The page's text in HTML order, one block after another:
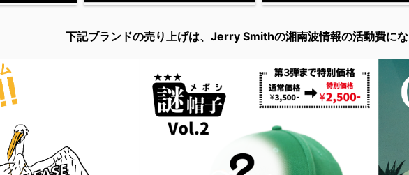
下記ブランドの売り上げは、Jerry Smithの湘南波情報の活動費にな